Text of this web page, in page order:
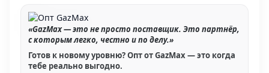
«GazMax — это не просто поставщик. Это партнёр,
с которым легко, честно и по делу.»
Готов к новому уровню? Опт от GazMax — это когда
тебе реально выгодно.